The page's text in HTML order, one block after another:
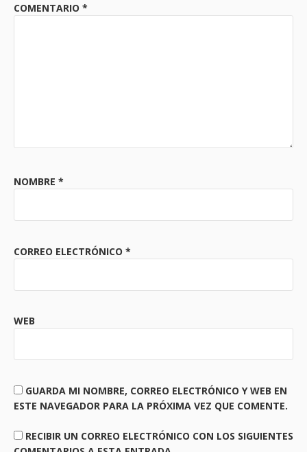
COMENTARIO *
NOMBRE *
CORREO ELECTRÓNICO *
WEB
GUARDA MI NOMBRE, CORREO ELECTRÓNICO Y WEB EN
ESTE NAVEGADOR PARA LA PRÓXIMA VEZ QUE COMENTE.
RECIBIR UN CORREO ELECTRÓNICO CON LOS SIGUIENTES